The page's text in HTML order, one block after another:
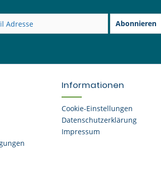
Abonnieren
Informationen
Cookie-Einstellungen
Datenschutzerklärung
Impressum